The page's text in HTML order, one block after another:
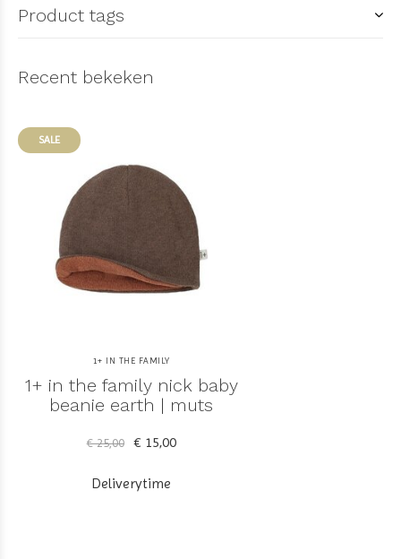
Product tags
Recent bekeken
SALE
1+ IN THE FAMILY
1+ in the family nick baby
beanie earth | muts
€ 25,00 € 15,00
Deliverytime